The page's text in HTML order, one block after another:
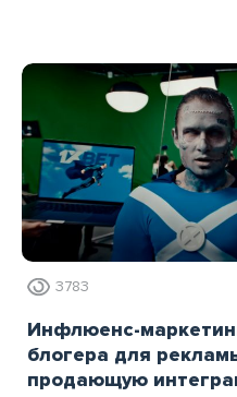
3783
Инфлюенс-
блогера для
продающую